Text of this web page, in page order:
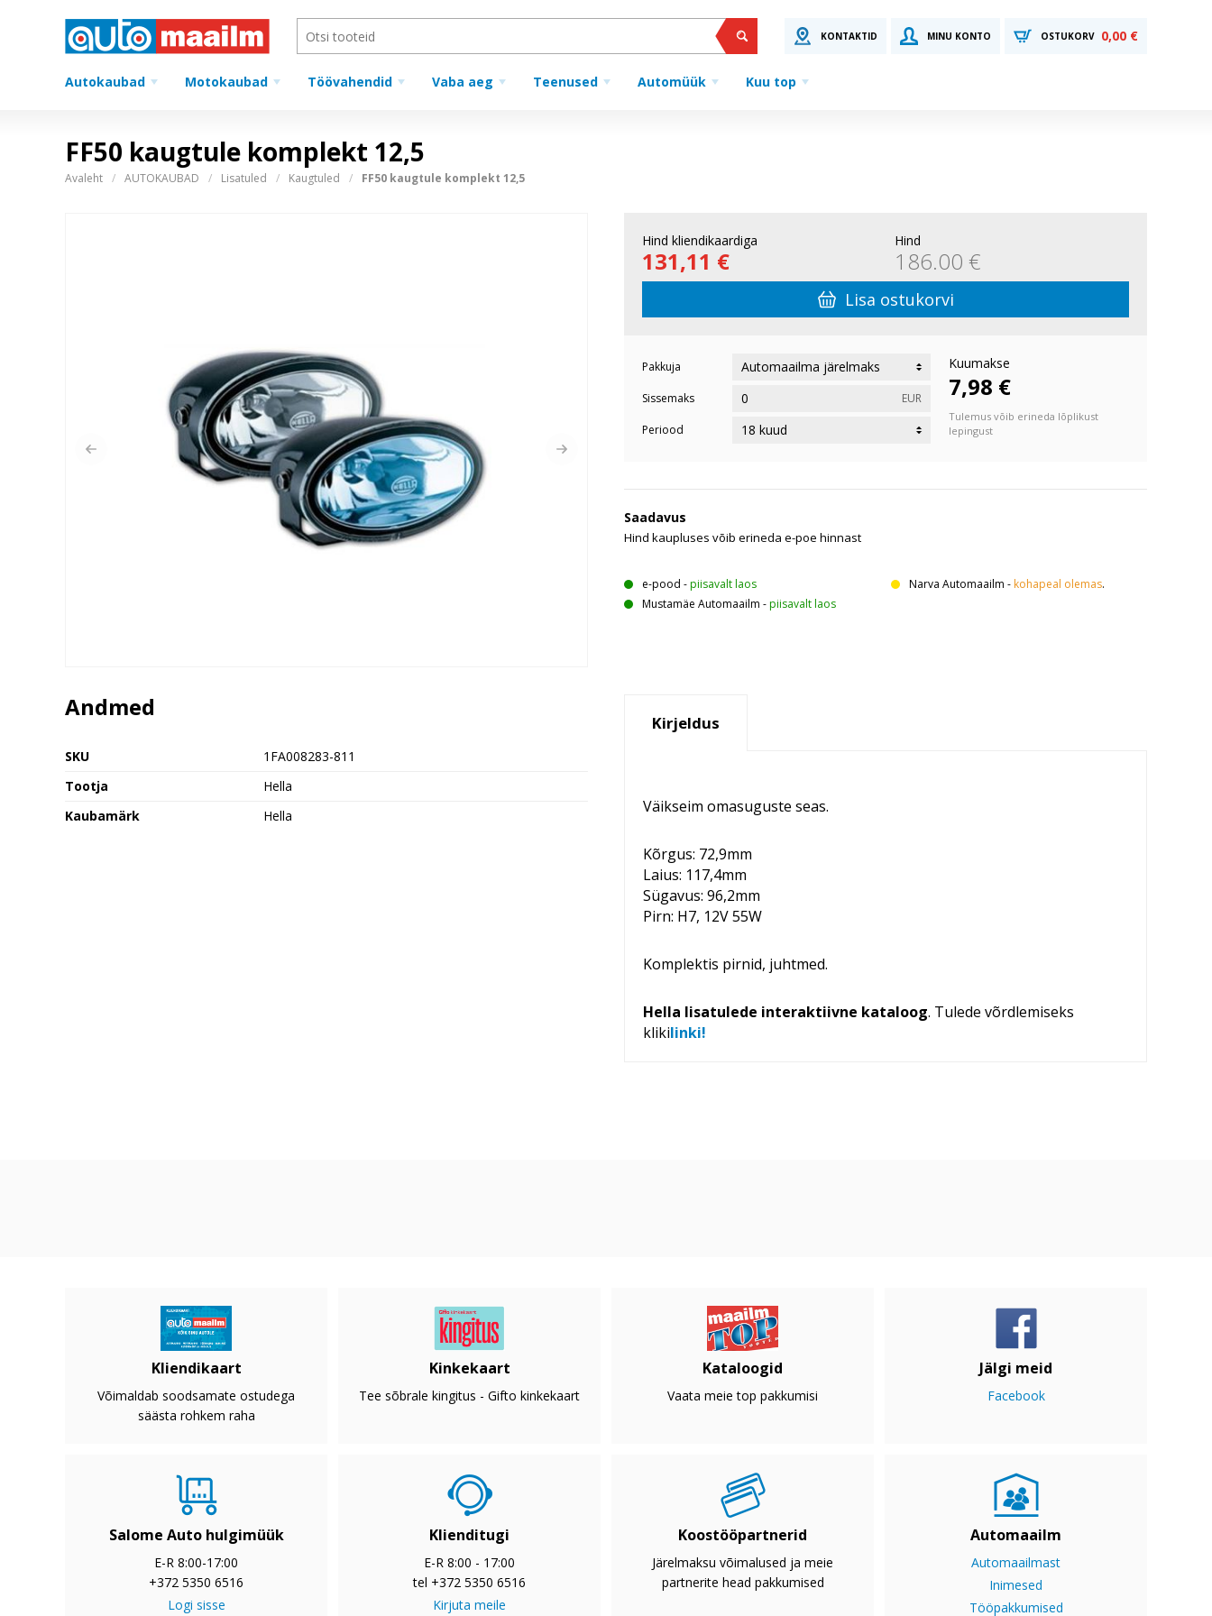
KONTAKTID MINU KONTO OSTUKORV 0,00 €
Autokaubad Motokaubad Töövahendid Vaba aeg Teenused Automüük Kuu top
FF50 kaugtule komplekt 12,5
Avaleht AUTOKAUBAD Lisatuled Kaugtuled FF50 kaugtule komplekt 12,5
Hind kliendikaardiga
131,11 €
Hind
186.00 €
Lisa ostukorvi
Pakkuja
Sissemaks EUR
Periood
Kuumakse
7,98 €
Tulemus võib erineda lõplikust
lepingust
Saadavus
Hind kaupluses võib erineda e-poe hinnast
e-pood -piisavalt laos
Mustamäe Automaailm -piisavalt laos
Narva Automaailm - kohapeal olemas.
Andmed
SKU
1FA008283-811
Tootja
Hella
Kaubamärk
Hella
Kirjeldus
Väikseim omasuguste seas.
Kõrgus: 72,9mm
Laius: 117,4mm
Sügavus: 96,2mm
Pirn: H7, 12V 55W
Komplektis pirnid, juhtmed.
Hella lisatulede interaktiivne kataloog. Tulede võrdlemiseks
klikilinki!
Kliendikaart
Võimaldab soodsamate ostudega
säästa rohkem raha
Kinkekaart
Tee sõbrale kingitus - Gifto kinkekaart
Kataloogid
Vaata meie top pakkumisi
Jälgi meid
Facebook
Salome Auto hulgimüük
E-R 8:00-17:00
+372 5350 6516
Logi sisse
Klienditugi
E-R 8:00 - 17:00
tel +372 5350 6516
Kirjuta meile
Koostööpartnerid
Järelmaksu võimalused ja meie
partnerite head pakkumised
Automaailm
Automaailmast
Inimesed
Tööpakkumised